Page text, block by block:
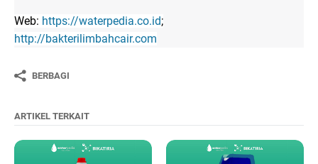
Web: https://waterpedia.co.id;
http://bakterilimbahcair.com
BERBAGI
ARTIKEL TERKAIT